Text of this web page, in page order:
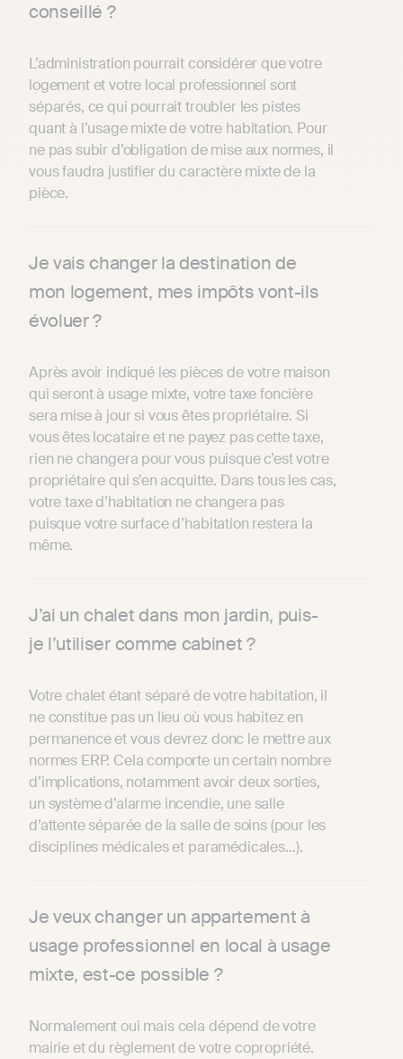
conseillé ?
L’administration pourrait considérer que votre
logement et votre local professionnel sont
séparés, ce qui pourrait troubler les pistes
quant à l’usage mixte de votre habitation. Pour
ne pas subir d’obligation de mise aux normes, il
vous faudra justifier du caractère mixte de la
pièce.
Je vais changer la destination de
mon logement, mes impôts vont-ils
évoluer ?
Après avoir indiqué les pièces de votre maison
qui seront à usage mixte, votre taxe foncière
sera mise à jour si vous êtes propriétaire. Si
vous êtes locataire et ne payez pas cette taxe,
rien ne changera pour vous puisque c’est votre
propriétaire qui s’en acquitte. Dans tous les cas,
votre taxe d’habitation ne changera pas
puisque votre surface d’habitation restera la
même.
J’ai un chalet dans mon jardin, puis-
je l’utiliser comme cabinet ?
Votre chalet étant séparé de votre habitation, il
ne constitue pas un lieu où vous habitez en
permanence et vous devrez donc le mettre aux
normes ERP. Cela comporte un certain nombre
d’implications, notamment avoir deux sorties,
un système d’alarme incendie, une salle
d’attente séparée de la salle de soins (pour les
disciplines médicales et paramédicales…).
Je veux changer un appartement à
usage professionnel en local à usage
mixte, est-ce possible ?
Normalement oui mais cela dépend de votre
mairie et du règlement de votre copropriété.